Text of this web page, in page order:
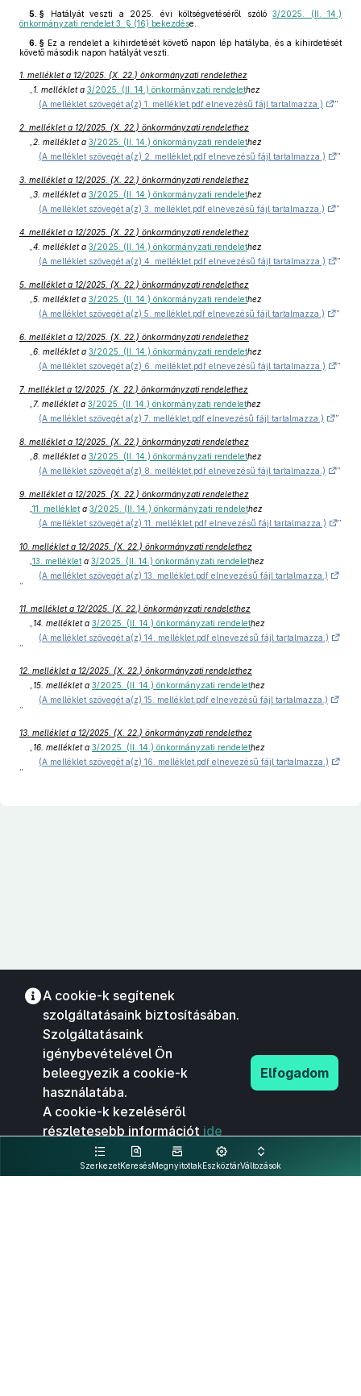
5. § Hatályát veszti a 2025. évi költségvetéséről szóló 3/2025. (II. 14.)
önkormányzati rendelet 3. § (16) bekezdése.
6. § Ez a rendelet a kihirdetését követő napon lép hatályba, és a kihirdetését
követő második napon hatályát veszti.
1. melléklet a 12/2025. (X. 22.) önkormányzati rendelethez
1. melléklet a 3/2025. (II. 14.) önkormányzati rendelethez
(A melléklet szövegét a(z) 1. melléklet.pdf elnevezésű fájl tartalmazza.)
”
2. melléklet a 12/2025. (X. 22.) önkormányzati rendelethez
2. melléklet a 3/2025. (II. 14.) önkormányzati rendelethez
(A melléklet szövegét a(z) 2. melléklet.pdf elnevezésű fájl tartalmazza.)
”
3. melléklet a 12/2025. (X. 22.) önkormányzati rendelethez
3. melléklet a 3/2025. (II. 14.) önkormányzati rendelethez
(A melléklet szövegét a(z) 3. melléklet.pdf elnevezésű fájl tartalmazza.)
”
4. melléklet a 12/2025. (X. 22.) önkormányzati rendelethez
4. melléklet a 3/2025. (II. 14.) önkormányzati rendelethez
(A melléklet szövegét a(z) 4. melléklet.pdf elnevezésű fájl tartalmazza.)
”
5. melléklet a 12/2025. (X. 22.) önkormányzati rendelethez
5. melléklet a 3/2025. (II. 14.) önkormányzati rendelethez
(A melléklet szövegét a(z) 5. melléklet.pdf elnevezésű fájl tartalmazza.)
”
6. melléklet a 12/2025. (X. 22.) önkormányzati rendelethez
6. melléklet a 3/2025. (II. 14.) önkormányzati rendelethez
(A melléklet szövegét a(z) 6. melléklet.pdf elnevezésű fájl tartalmazza.)
”
7. melléklet a 12/2025. (X. 22.) önkormányzati rendelethez
7. melléklet a 3/2025. (II. 14.) önkormányzati rendelethez
(A melléklet szövegét a(z) 7. melléklet.pdf elnevezésű fájl tartalmazza.)
”
8. melléklet a 12/2025. (X. 22.) önkormányzati rendelethez
8. melléklet a 3/2025. (II. 14.) önkormányzati rendelethez
(A melléklet szövegét a(z) 8. melléklet.pdf elnevezésű fájl tartalmazza.)
”
9. melléklet a 12/2025. (X. 22.) önkormányzati rendelethez
11. melléklet a 3/2025. (II. 14.) önkormányzati rendelethez
(A melléklet szövegét a(z) 11. melléklet.pdf elnevezésű fájl tartalmazza.)
”
10. melléklet a 12/2025. (X. 22.) önkormányzati rendelethez
13. melléklet a 3/2025. (II. 14.) önkormányzati rendelethez
(A melléklet szövegét a(z) 13. melléklet.pdf elnevezésű fájl tartalmazza.)
”
11. melléklet a 12/2025. (X. 22.) önkormányzati rendelethez
14. melléklet a 3/2025. (II. 14.) önkormányzati rendelethez
(A melléklet szövegét a(z) 14. melléklet.pdf elnevezésű fájl tartalmazza.)
”
12. melléklet a 12/2025. (X. 22.) önkormányzati rendelethez
15. melléklet a 3/2025. (II. 14.) önkormányzati rendelethez
(A melléklet szövegét a(z) 15. melléklet.pdf elnevezésű fájl tartalmazza.)
”
13. melléklet a 12/2025. (X. 22.) önkormányzati rendelethez
16. melléklet a 3/2025. (II. 14.) önkormányzati rendelethez
(A melléklet szövegét a(z) 16. melléklet.pdf elnevezésű fájl tartalmazza.)
”
SzerkezetKeresésMegnyitottakEszköztárVáltozások
A cookie-k segítenek
szolgáltatásaink biztosításában.
Szolgáltatásaink
igénybevételével Ön
beleegyezik a cookie-k
használatába.
A cookie-k kezeléséről
részletesebb információt ide
kattintva olvashat.
Elfogadom